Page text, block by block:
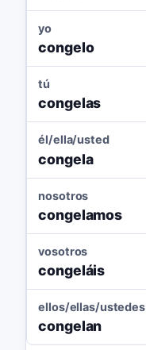
yo
congelo
tú
congelas
él/ella/usted
congela
nosotros
congelamos
vosotros
congeláis
ellos/ellas/ustedes
congelan